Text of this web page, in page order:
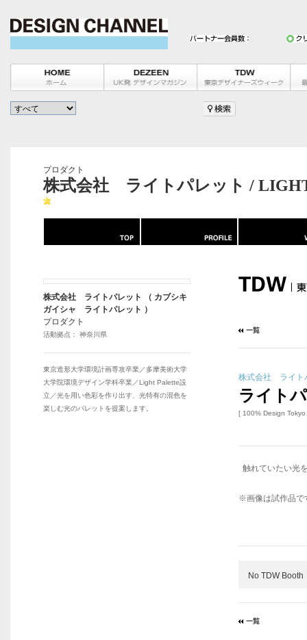
プロダクト
株式会社 ライトパレット /
株式会社 ライト
ライト
[ 100% Design
触れていたい光
※画像は試作品で
No TDW Booth
株式会社 ライトパレット （ カブシキ
ガイシャ ライトパレット ）
プロダクト
活動拠点： 神奈川県
東京造形大学環境計画専攻卒業／多摩美術大学
大学院環境デザイン学科卒業／Light Palette設
立／光を用い色彩を作り出す、光特有の混色を
楽しむ光のパレットを提案します。